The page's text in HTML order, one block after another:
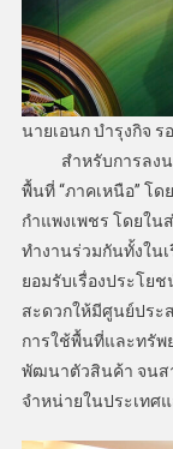
นายเอนก บำรุงกิจ ร
สำหรับการลงนา
พื้นที่ “ภาคเหนือ” โด
กำแพงเพชร โดยใน
ทำงานร่วมกันทั้งใน
ยอมรับเรื่องประโย
สะดวกให้มีศูนย์ประ
การใช้พื้นที่และทรัพ
พัฒนาตัวสินค้า จนส
จำหน่ายในประเทศ